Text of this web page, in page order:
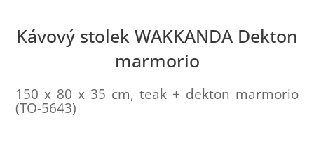
Kávový stolek WAKKANDA Dekton
marmorio
150 x 80 x 35 cm, teak + dekton marmorio
(TO-5643)